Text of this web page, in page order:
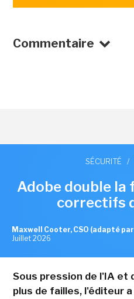
Commentaire
SÉCURITÉ /
Adobe double la
correctifs
Maxwell Cooter, CSO (adapté
Juillet 2026
Sous pression de l'IA et
plus de failles, l'éditeur